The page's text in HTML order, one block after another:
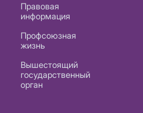
Правовая
информация
Профсоюзная
жизнь
Вышестоящий
государственный
орган